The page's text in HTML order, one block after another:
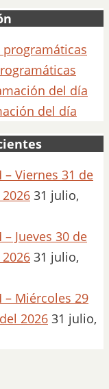
del día
– Viernes 31 de
31 julio,
– Jueves 30 de
31 julio,
– Miércoles 29
2026 31 julio,